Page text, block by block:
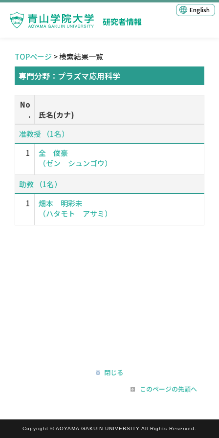
研究者情報
English
TOPページ > 検索結果一覧
専門分野：プラズマ応用科学
No
.
氏名(カナ)
准教授 （1名）
1
全 俊豪
（ゼン シュンゴウ）
助教 （1名）
1
畑本 明彩未
（ハタモト アサミ）
閉じる
このページの先頭へ
Copyright © AOYAMA GAKUIN UNIVERSITY All Rights Reserved.